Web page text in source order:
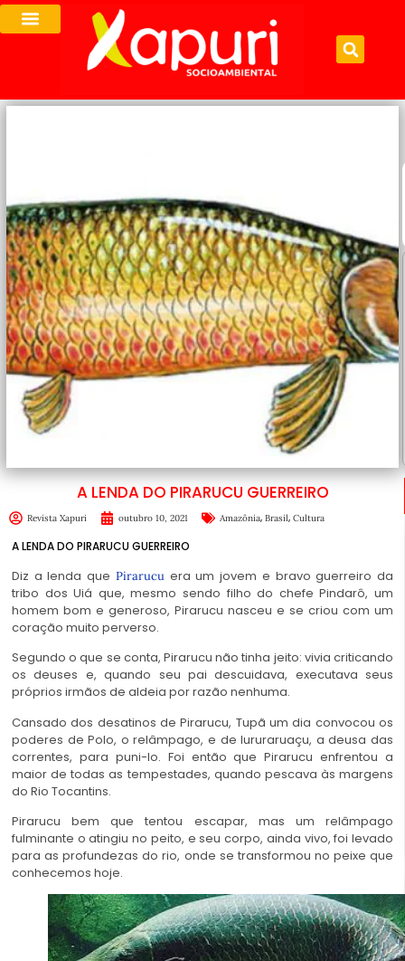
A LENDA DO PIRARUCU GUERREIRO
Revista Xapuri outubro 10, 2021 Amazônia, Brasil, Cultura
A LENDA DO PIRARUCU GUERREIRO
Diz a lenda que Pirarucuera um jovem e bravo guerreiro da
tribo dos Uiá que, mesmo sendo filho do chefe Pindarô, um
homem bom e generoso, Pirarucu nasceu e se criou com um
coração muito perverso.
Segundo o que se conta, Pirarucu não tinha jeito: vivia criticando
os deuses e, quando seu pai descuidava, executava seus
próprios irmãos de aldeia por razão nenhuma.
Cansado dos desatinos de Pirarucu, Tupã um dia convocou os
poderes de Polo, o relâmpago, e de Iururaruaçu, a deusa das
correntes, para puni-lo. Foi então que Pirarucu enfrentou a
maior de todas as tempestades, quando pescava às margens
do Rio Tocantins.
Pirarucu bem que tentou escapar, mas um relâmpago
fulminante o atingiu no peito, e seu corpo, ainda vivo, foi levado
para as profundezas do rio, onde se transformou no peixe que
conhecemos hoje.